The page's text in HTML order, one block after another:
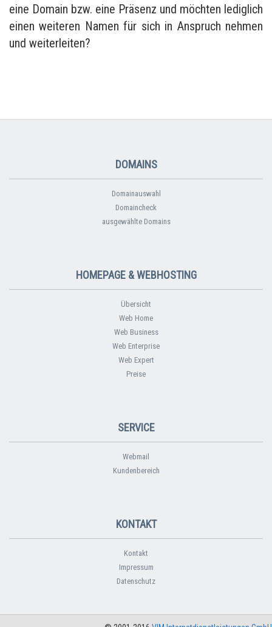
eine Domain bzw. eine Präsenz und möchten lediglich
einen weiteren Namen für sich in Anspruch nehmen
und weiterleiten?
DOMAINS
Domainauswahl
Domaincheck
ausgewählte Domains
HOMEPAGE & WEBHOSTING
Übersicht
Web Home
Web Business
Web Enterprise
Web Expert
Preise
SERVICE
Webmail
Kundenbereich
KONTAKT
Kontakt
Impressum
Datenschutz